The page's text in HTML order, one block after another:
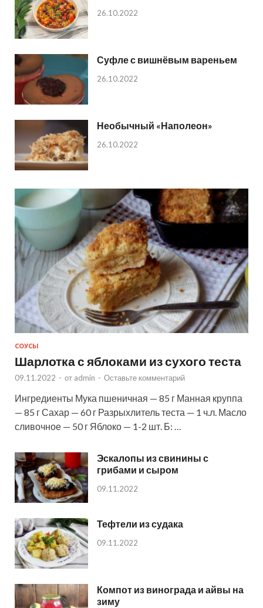
26.10.2022
Суфле с вишнёвым вареньем
26.10.2022
Необычный «Наполеон»
26.10.2022
СОУСЫ
Шарлотка с яблоками из сухого теста
09.11.2022 - от admin - Оставьте комментарий
Ингредиенты Мука пшеничная — 85 г Манная круппа
— 85 г Сахар — 60 г Разрыхлитель теста — 1 ч.л. Масло
сливочное — 50 г Яблоко — 1-2 шт. Б: …
Эскалопы из свинины с
грибами и сыром
09.11.2022
Тефтели из судака
09.11.2022
Компот из винограда и айвы на
зиму